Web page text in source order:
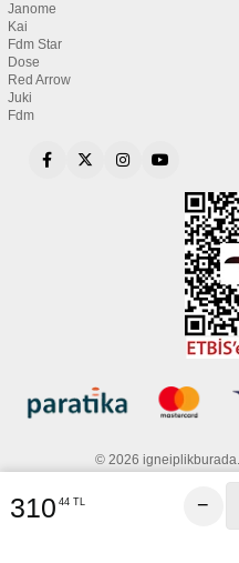
Janome
Kai
Fdm Star
Dose
Red Arrow
Juki
Fdm
© 2026
310 44 TL −